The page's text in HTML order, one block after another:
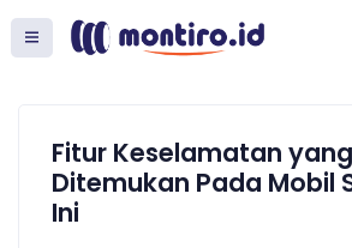
Fitur Keselamatan
Ditemukan Pada Mobil
Ini